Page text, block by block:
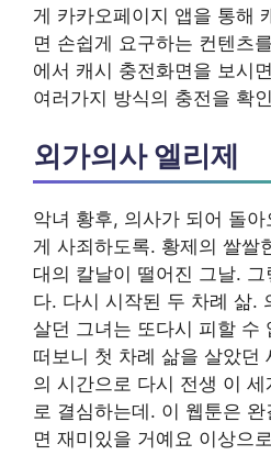
게 카카오페이지 앱을 통해
면 손쉽게 요구하는 컨텐츠
에서 캐시 충전화면을 보시
여러가지 방식의 충전을 확
외가의사 엘리제
악녀 황후, 의사가 되어 돌
게 사죄하도록. 황제의 쌀쌀
대의 칼날이 떨어진 그날.
다. 다시 시작된 두 차례 삶.
살던 그녀는 또다시 피할 수
떠보니 첫 차례 삶을 살았던
의 시간으로 다시 전생 이
로 결심하는데. 이 웹툰은
면 재미있을 거예요 이상으